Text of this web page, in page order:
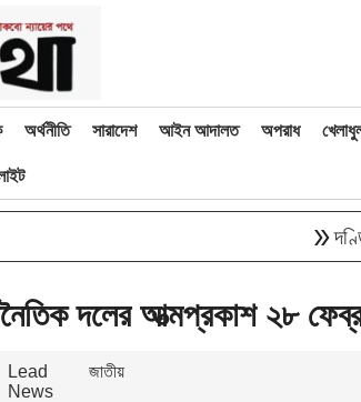
অর্থনীতি সারাদেশ আইন আদালত অপরাধ
দণ্ডিত
দলের আত্মপ্রকাশ ২৮
Lead
News
জাতীয়